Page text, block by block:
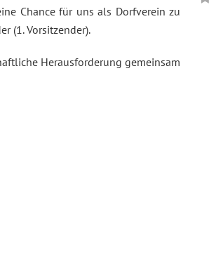
Chance für uns als Dorfverein zu
(1. Vorsitzender).
Herausforderung gemeinsam